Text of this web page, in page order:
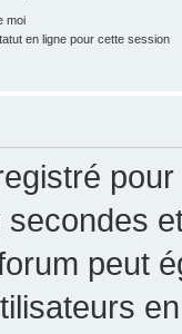
moi
en ligne pour cette session
peut